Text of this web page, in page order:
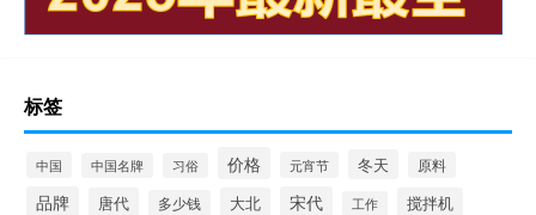
标签
中国 中国名牌 习俗 价格 元宵节 冬天 原料
品牌 唐代 多少钱 大北 宋代 工作 搅拌机